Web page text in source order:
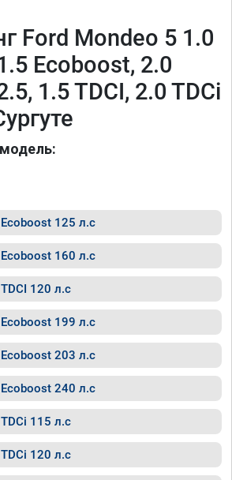
Ford Mondeo 5 1.0
Ecoboost, 2.0
1.5 TDCI, 2.0 TDCi
125 л.с
160 л.с
120 л.с
199 л.с
203 л.с
240 л.с
115 л.с
120 л.с